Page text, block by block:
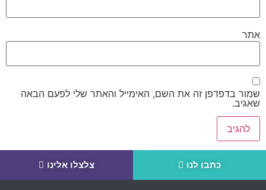
אתר
שמור בדפדפן זה את השם, האימייל והאתר שלי לפעם הבאה
שאגיב.
כתבו לנו צלצלו אלינו